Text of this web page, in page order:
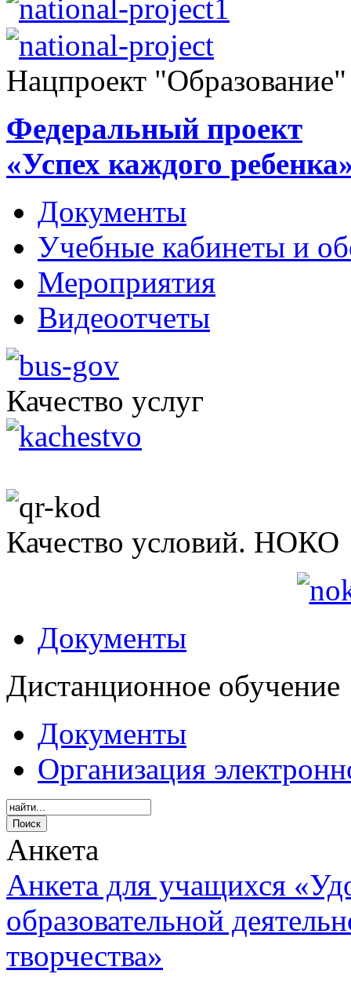
Нацпроект "Образование"
Федеральный проект
«Успех каждого
Документы
Учебные кабинеты и
Мероприятия
Видеоотчеты
Качество услуг
Качество условий. НОКО
Документы
Дистанционное обучение
Документы
Организация
Анкета
Анкета для учащихся
образовательной
творчества»